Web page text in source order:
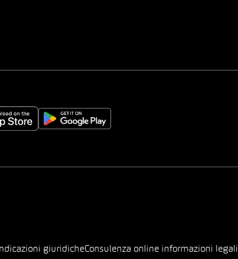
giuridicheConsulenza online informazioni legali